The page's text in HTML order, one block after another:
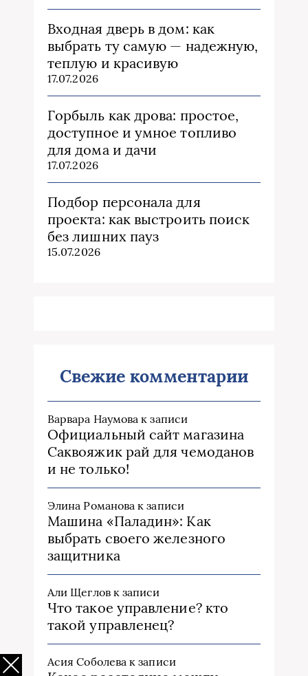
Входная дверь в дом: как
выбрать ту самую — надежную,
теплую и красивую
17.07.2026
Горбыль как дрова: простое,
доступное и умное топливо
для дома и дачи
17.07.2026
Подбор персонала для
проекта: как выстроить поиск
без лишних пауз
15.07.2026
Свежие комментарии
Варвара Наумова к записи
Официальный сайт магазина
Саквояжик рай для чемоданов
и не только!
Элина Романова к записи
Машина «Паладин»: Как
выбрать своего железного
защитника
Али Щегловк записи
Что такое управление? кто
такой управленец?
Асия Соболева к записи